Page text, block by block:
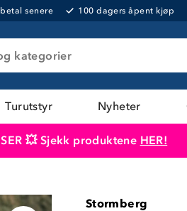
senere 100 dagers åpent kjøp
kategorier
Turutstyr Nyheter
💥 Sjekk produktene HER!
Stormberg